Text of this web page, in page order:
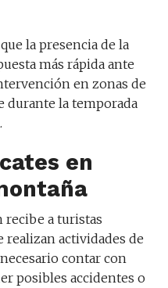
la presencia de la
más rápida ante
en zonas de
durante la temporada
en
recibe a turistas
realizan actividades de
contar con
posibles accidentes o